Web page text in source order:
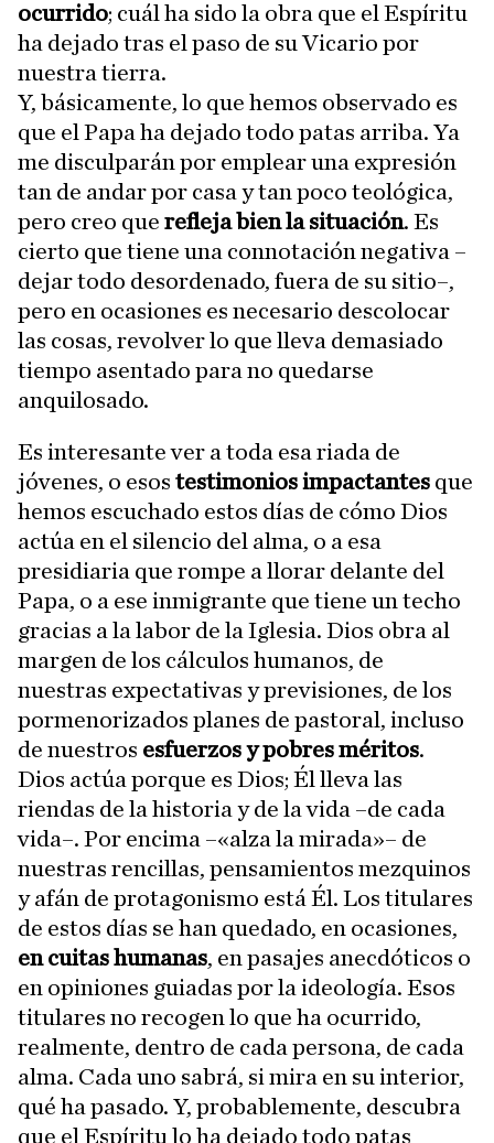
ocurrido; cuál ha sido la obra que el Espíritu
ha dejado tras el paso de su Vicario por
nuestra tierra.
Y, básicamente, lo que hemos observado es
que el Papa ha dejado todo patas arriba. Ya
me disculparán por emplear una expresión
tan de andar por casa y tan poco teológica,
pero creo que refleja bien la situación. Es
cierto que tiene una connotación negativa –
dejar todo desordenado, fuera de su sitio–,
pero en ocasiones es necesario descolocar
las cosas, revolver lo que lleva demasiado
tiempo asentado para no quedarse
anquilosado.
Es interesante ver a toda esa riada de
jóvenes, o esos testimonios impactantes que
hemos escuchado estos días de cómo Dios
actúa en el silencio del alma, o a esa
presidiaria que rompe a llorar delante del
Papa, o a ese inmigrante que tiene un techo
gracias a la labor de la Iglesia. Dios obra al
margen de los cálculos humanos, de
nuestras expectativas y previsiones, de los
pormenorizados planes de pastoral, incluso
de nuestros esfuerzos y pobres méritos.
Dios actúa porque es Dios; Él lleva las
riendas de la historia y de la vida –de cada
vida–. Por encima –«alza la mirada»– de
nuestras rencillas, pensamientos mezquinos
y afán de protagonismo está Él. Los titulares
de estos días se han quedado, en ocasiones,
en cuitas humanas, en pasajes anecdóticos o
en opiniones guiadas por la ideología. Esos
titulares no recogen lo que ha ocurrido,
realmente, dentro de cada persona, de cada
alma. Cada uno sabrá, si mira en su interior,
qué ha pasado. Y, probablemente, descubra
que el Espíritu lo ha dejado todo patas